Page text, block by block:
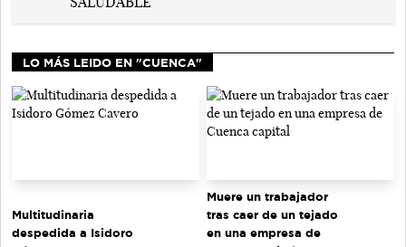
LO MÁS LEIDO EN "CUENCA"
Multitudinaria
despedida a Isidoro
Muere un trabajador
tras caer de un tejado
en una empresa de